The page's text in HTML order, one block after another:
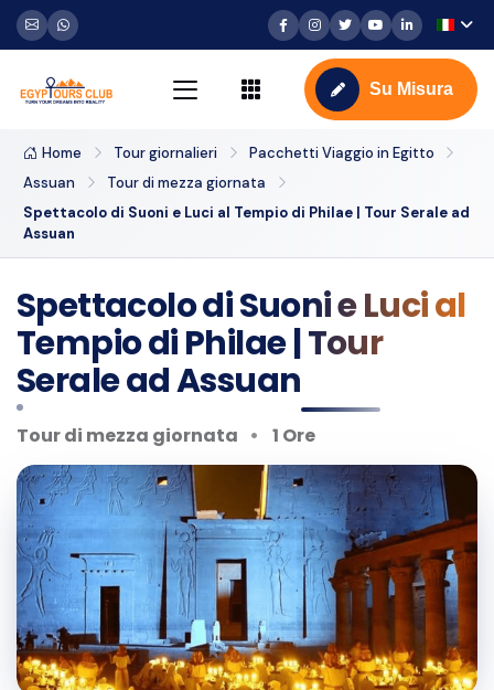
Su Misura
Home Tour giornalieri
Pacchetti Viaggio in Egitto
Assuan
Tour di mezza giornata
Spettacolo di Suoni e Luci al Tempio di Philae | Tour Serale ad
Assuan
Spettacolo di Suoni e Luci al
Tempio di Philae | Tour
Serale ad Assuan
Tour di mezza giornata 1 Ore